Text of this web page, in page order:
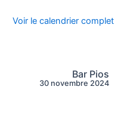
Voir le calendrier complet
Bar Pios
30 novembre 2024